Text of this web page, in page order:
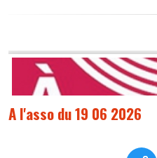
A l'asso du 19 06 2026